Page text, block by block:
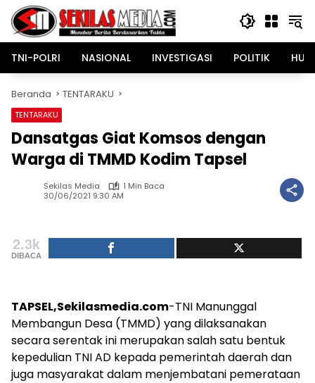
Langsung
konten
TNI-POLRI
NASIONAL INVESTIGASI POLITIK
Beranda TENTARAKU
TENTARAKU
Dansatgas Giat Komsos dengan
Warga di TMMD Kodim Tapsel
Sekilas Media
1 Min Baca
30/06/2021 9:30 AM
2.3k
DIBACA
TAPSEL,Sekilasmedia.com-TNI Manunggal
Membangun Desa (TMMD) yang dilaksanakan
secara serentak ini merupakan salah satu bentuk
kepedulian TNI AD kepada pemerintah daerah dan
juga masyarakat dalam menjembatani pemerataan